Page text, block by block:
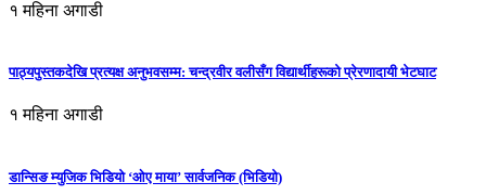
१ महिना अगाडी
पाठ्यपुस्तकदेखि प्रत्यक्ष अनुभवसम्म: चन्द्रवीर वलीसँग विद्यार्थीहरूको प्रेरणादायी भेटघाट
१ महिना अगाडी
डान्सिङ म्युजिक भिडियो ‘ओए माया’ सार्वजनिक (भिडियो)